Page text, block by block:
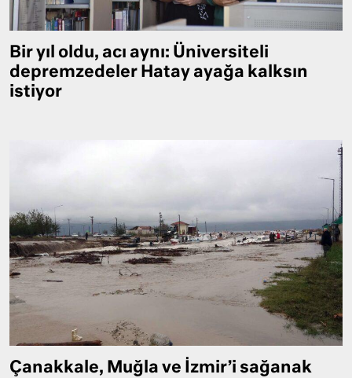
Bir yıl oldu, acı aynı: Üniversiteli
depremzedeler Hatay ayağa kalksın
istiyor
Çanakkale, Muğla ve İzmir’i sağanak